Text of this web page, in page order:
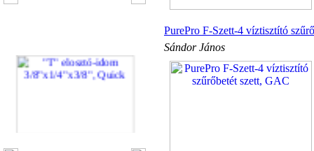
PurePro F-Szett-4 víztisztító
Sándor János